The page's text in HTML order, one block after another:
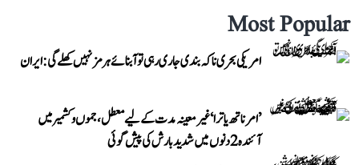
Most Popular
امریکی بحری ناکہ بندی جاری رہی تو آبنائے ہرمز نہیں کھلے گی: ایران
’امرناتھ یاترا‘ غیر معینہ مدت کے لیے معطل، جموں و کشمیر میں
آئندہ 2 دنوں میں شدید بارش کی پیش گوئی